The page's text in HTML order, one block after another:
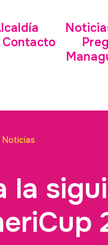
Contacto
Noticias
la